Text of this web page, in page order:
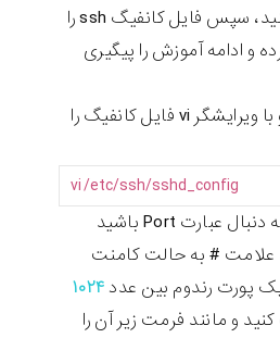
لینوکس را برقرار کنید، سپس فایل کانفیگ ssh را
و ادامه آموزش را پیگیری
توسط دستور زیر و با ویرایشگر vi فایل کانفیگ را
vi/etc/ssh/sshd_config
حالا در ویرایشگر به دنبال عبارت Port باشید
# به حالت کامنت
پورت رندوم بین عدد ۱۰۲۴
و مانند فرمت زیر آن را